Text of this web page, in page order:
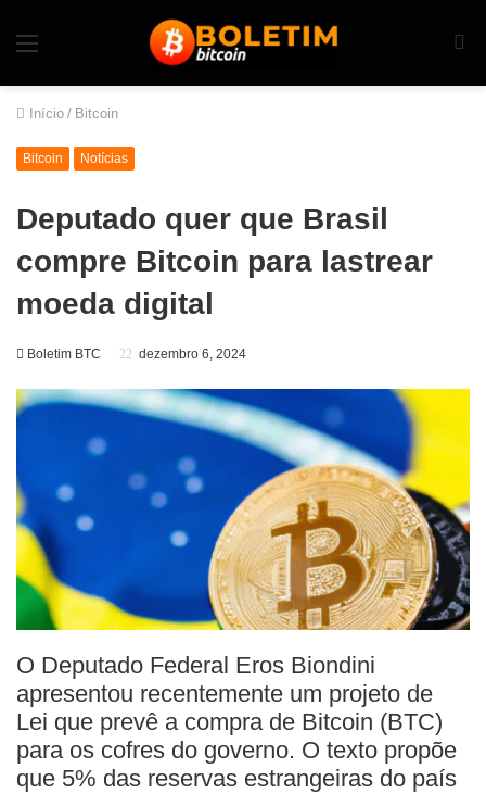
Início / Bitcoin
Bitcoin Notícias
Deputado quer que Brasil
compre Bitcoin para lastrear
moeda digital
Boletim BTC dezembro 6, 2024
O Deputado Federal Eros Biondini
apresentou recentemente um projeto de
Lei que prevê a compra de Bitcoin (BTC)
para os cofres do governo. O texto propõe
que 5% das reservas estrangeiras do país